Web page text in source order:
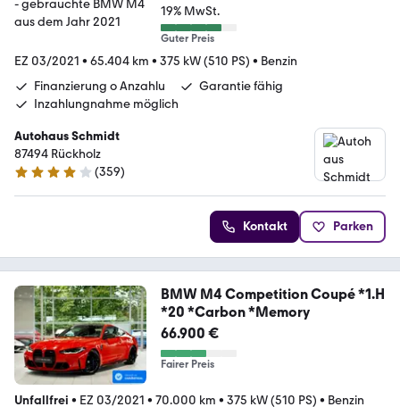
19% MwSt.
Guter Preis
EZ 03/2021 • 65.404 km • 375 kW (510 PS) • Benzin
Finanzierung o Anzahlu
Garantie fähig
Inzahlungnahme möglich
Autohaus Schmidt
87494 Rückholz
4 Sterne
(359)
Kontakt Parken
BMW M4 Competition Coupé *1.H
*20 *Carbon *Memory
66.900 €
Fairer Preis
Unfallfrei • EZ 03/2021 • 70.000 km • 375 kW (510 PS) • Benzin